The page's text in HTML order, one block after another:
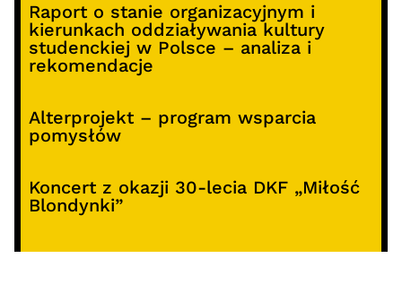
Raport o stanie organizacyjnym i
kierunkach oddziaływania kultury
studenckiej w Polsce – analiza i
rekomendacje
Alterprojekt – program wsparcia
pomysłów
Koncert z okazji 30-lecia DKF „Miłość
Blondynki”